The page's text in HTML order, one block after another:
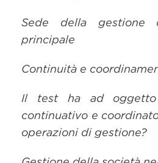
Sede della gestione
principale
Continuità e
Il test ha ad oggetto
continuativo e
operazioni di gestione?